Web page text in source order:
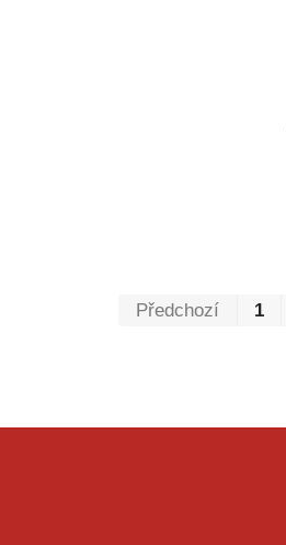
Předchozí 1